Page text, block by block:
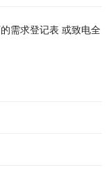
需求登记表 或致电全